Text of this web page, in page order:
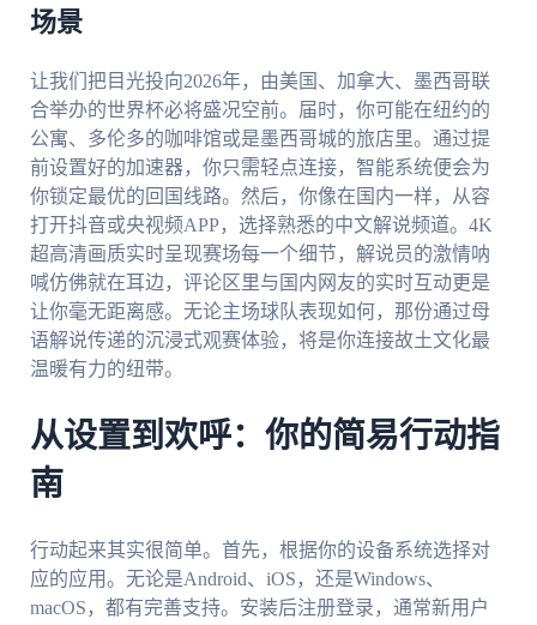
场景
让我们把目光投向2026年，由美国、加拿大、墨西哥联
合举办的世界杯必将盛况空前。届时，你可能在纽约的
公寓、多伦多的咖啡馆或是墨西哥城的旅店里。通过提
前设置好的加速器，你只需轻点连接，智能系统便会为
你锁定最优的回国线路。然后，你像在国内一样，从容
打开抖音或央视频APP，选择熟悉的中文解说频道。4K
超高清画质实时呈现赛场每一个细节，解说员的激情呐
喊仿佛就在耳边，评论区里与国内网友的实时互动更是
让你毫无距离感。无论主场球队表现如何，那份通过母
语解说传递的沉浸式观赛体验，将是你连接故土文化最
温暖有力的纽带。
从设置到欢呼：你的简易行动指
南
行动起来其实很简单。首先，根据你的设备系统选择对
应的应用。无论是Android、iOS，还是Windows、
macOS，都有完善支持。安装后注册登录，通常新用户